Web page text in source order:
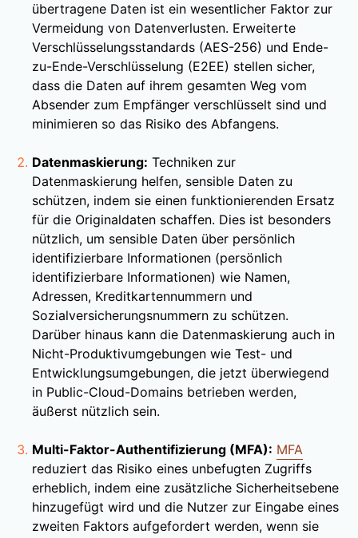
übertragene Daten ist ein wesentlicher Faktor zur
Vermeidung von Datenverlusten. Erweiterte
Verschlüsselungsstandards (AES-256) und Ende-
zu-Ende-Verschlüsselung (E2EE) stellen sicher,
dass die Daten auf ihrem gesamten Weg vom
Absender zum Empfänger verschlüsselt sind und
minimieren so das Risiko des Abfangens.
Datenmaskierung: Techniken zur
Datenmaskierung helfen, sensible Daten zu
schützen, indem sie einen funktionierenden Ersatz
für die Originaldaten schaffen. Dies ist besonders
nützlich, um sensible Daten über persönlich
identifizierbare Informationen (persönlich
identifizierbare Informationen) wie Namen,
Adressen, Kreditkartennummern und
Sozialversicherungsnummern zu schützen.
Darüber hinaus kann die Datenmaskierung auch in
Nicht-Produktivumgebungen wie Test- und
Entwicklungsumgebungen, die jetzt überwiegend
in Public-Cloud-Domains betrieben werden,
äußerst nützlich sein.
Multi-Faktor-Authentifizierung (MFA): MFA
reduziert das Risiko eines unbefugten Zugriffs
erheblich, indem eine zusätzliche Sicherheitsebene
hinzugefügt wird und die Nutzer zur Eingabe eines
zweiten Faktors aufgefordert werden, wenn sie